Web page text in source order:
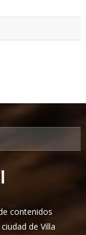
contenidos
de Villa